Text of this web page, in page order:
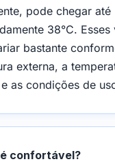
pode chegar até
38°C. Esses
bastante
externa, a
as condições de
confortável?